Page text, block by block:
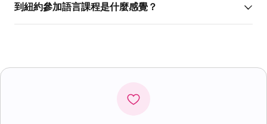
到紐約參加語言課程是什麼感覺？